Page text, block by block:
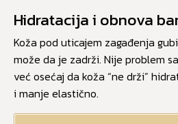
Hidratacija i obnova
Koža pod uticajem zagađenja
može da je zadrži. Nije problem
već osećaj da koža “ne drži”
i manje elastično.